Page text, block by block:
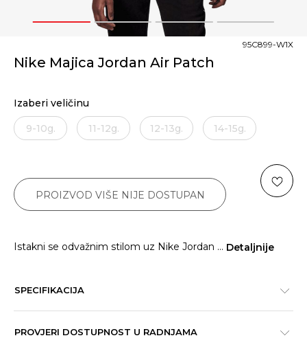
1 2 3 4
Nike Majica Jordan Air Patch
95C899-W1X
Izaberi veličinu
9-10g. 11-12g. 12-13g. 14-15g.
PROIZVOD VIŠE NIJE DOSTUPAN
Istakni se odvažnim stilom uz Nike Jordan ... Detaljnije
SPECIFIKACIJA
PROVJERI DOSTUPNOST U RADNJAMA